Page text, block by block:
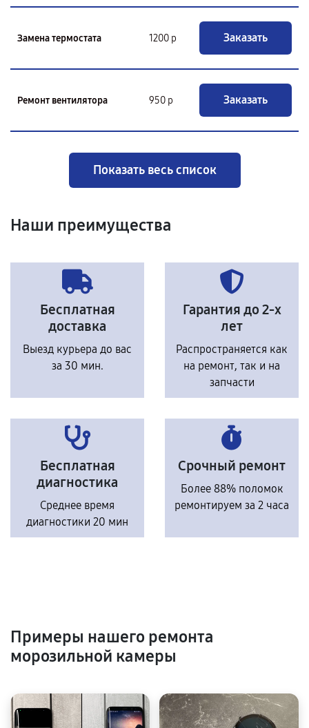
Замена термостата 1200 р Заказать
Ремонт вентилятора 950 р Заказать
Показать весь список
Наши преимущества
Бесплатная
доставка
Выезд курьера до вас
за 30 мин.
Гарантия до 2-х
лет
Распространяется как
на ремонт, так и на
запчасти
Бесплатная
диагностика
Среднее время
диагностики 20 мин
Срочный ремонт
Более 88% поломок
ремонтируем за 2 часа
Примеры нашего ремонта
морозильной камеры